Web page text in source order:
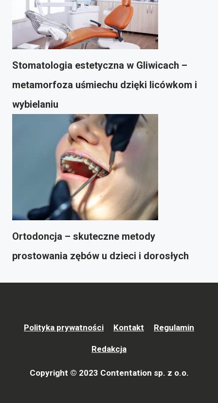
Stomatologia estetyczna w Gliwicach –
metamorfoza uśmiechu dzięki licówkom i
wybielaniu
Ortodoncja – skuteczne metody
prostowania zębów u dzieci i dorosłych
Polityka prywatności Kontakt Regulamin
Redakcja
Copyright © 2023 Contentation sp. z o.o.